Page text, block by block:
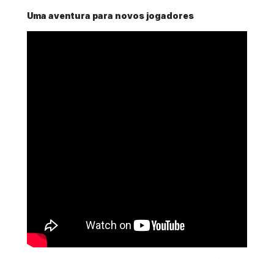
Uma aventura para novos jogadores